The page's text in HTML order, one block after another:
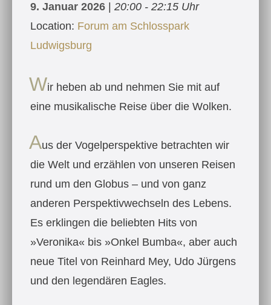
9. Januar 2026
20:00 - 22:15 Uhr
Location: Forum am Schlosspark
Ludwigsburg
Wir heben ab und nehmen Sie mit auf
eine musikalische Reise über die Wolken.
Aus der Vogelperspektive betrachten wir
die Welt und erzählen von unseren Reisen
rund um den Globus – und von ganz
anderen Perspektiv­wechseln des Lebens.
Es erklingen die beliebten Hits von
»Veronika« bis »Onkel Bumba«, aber auch
neue Titel von Reinhard Mey, Udo Jürgens
und den legendären Eagles.